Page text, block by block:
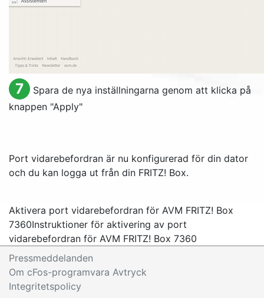
7
Spara de nya inställningarna genom att klicka på
knappen "Apply"
Port vidarebefordran är nu konfigurerad för din dator
och du kan logga ut från din FRITZ! Box.
Aktivera port vidarebefordran för AVM FRITZ! Box
7360Instruktioner för aktivering av port
vidarebefordran för AVM FRITZ! Box 7360
Pressmeddelanden
Om cFos-programvara Avtryck
Integritetspolicy